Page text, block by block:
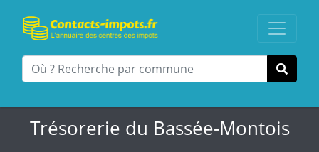
Trésorerie du Bassée-Montois